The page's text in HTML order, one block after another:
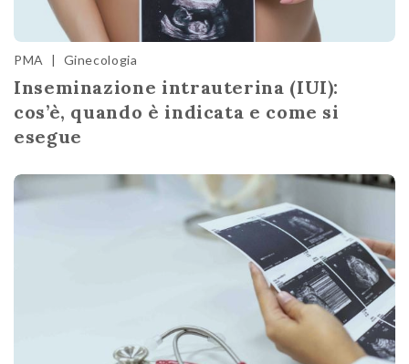
PMA | Ginecologia
Inseminazione intrauterina (IUI):
cos’è, quando è indicata e come si
esegue